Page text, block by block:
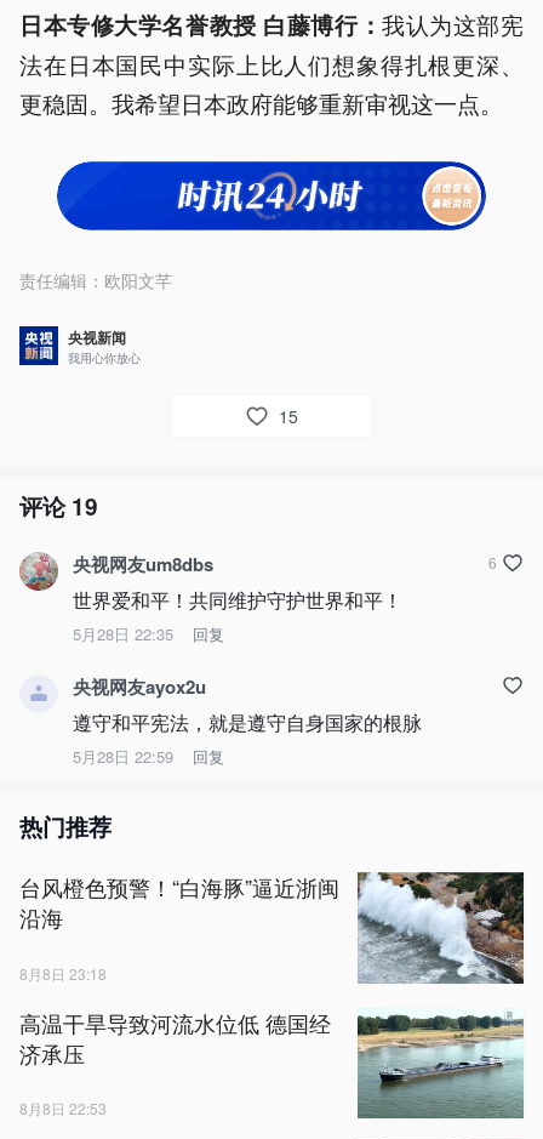
日本专修大学名誉教授 白藤博行：我认为这部宪
法在日本国民中实际上比人们想象得扎根更深、
更稳固。我希望日本政府能够重新审视这一点。
责任编辑： 欧阳文芊
央视新闻
我用心你放心
15
评论19
央视网友um8dbs
世界爱和平！共同维护守护世界和平！
5月28日 22:35 回复
6
央视网友ayox2u
遵守和平宪法，就是遵守自身国家的根脉
5月28日 22:59 回复
热门推荐
台风橙色预警！“白海豚”逼近浙闽
沿海
8月8日 23:18
高温干旱导致河流水位低 德国经
济承压
8月8日 22:53